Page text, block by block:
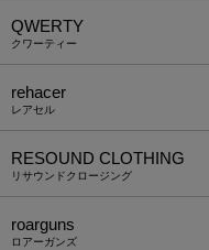
QWERTY
クワーティー
rehacer
レアセル
RESOUND CLOTHING
リサウンドクロージング
roarguns
ロアーガンズ